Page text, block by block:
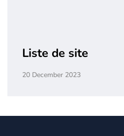
Liste de site
20 December 2023